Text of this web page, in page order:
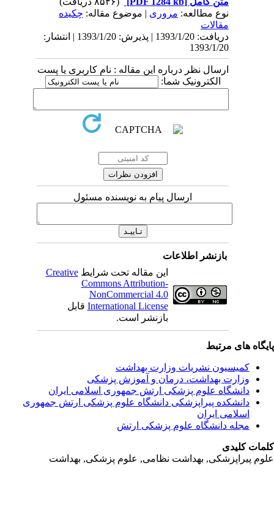
نوع مطالعه:مروری| موضوع مقاله:چکیده
مقالات
دریافت: 1393/1/20 | پذیرش: 1393/1/20 | انتشار:
1393/1/20
ارسال نظر درباره این مقاله : نام کاربری یا پست
الکترونیک شما:
ارسال پیام به نویسنده مسئول
بازنشر اطلاعات
این مقاله تحت شرایطCreative
Commons Attribution-
NonCommercial 4.0
International Licenseقابل
بازنشر است.
های مرتبط
کمیسیون نشریات وزارت بهداشت
وزارت بهداشت، درمان و آموزش پزشکی
دانشگاه علوم پزشکی ارتش جمهوری اسلامی ایران
دانشکده پیراپزشکی دانشگاه علوم پزشکی ارتش جمهوری
اسلامی ایران
مجله دانشگاه علوم پزشکی ارتش
کلیدی
پیراپزشکی, بهداشت نظامی, علوم پزشکی, بهداشت